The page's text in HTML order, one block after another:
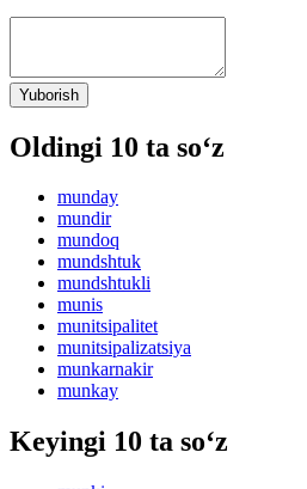
Yuborish
Oldingi 10 ta so‘z
munday
mundir
mundoq
mundshtuk
mundshtukli
munis
munitsipalitet
munitsipalizatsiya
munkarnakir
munkay
Keyingi 10 ta so‘z